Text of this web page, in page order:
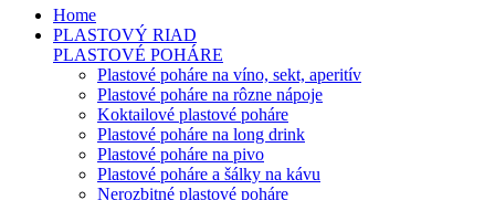
Home
PLASTOVÝ RIAD
PLASTOVÉ POHÁRE
Plastové poháre na víno, sekt, aperitív
Plastové poháre na rôzne nápoje
Koktailové plastové poháre
Plastové poháre na long drink
Plastové poháre na pivo
Plastové poháre a šálky na kávu
Nerozbitné plastové poháre